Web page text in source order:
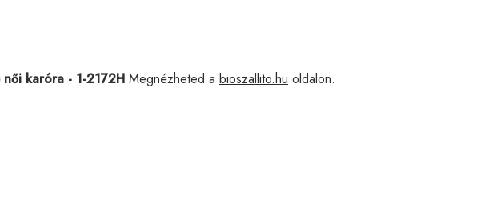
női karóra - 1-2172H Megnézheted a bioszallito.hu oldalon.